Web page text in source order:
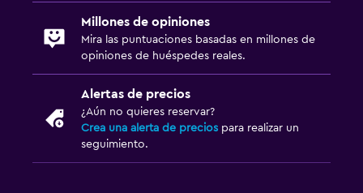
Millones de opiniones
Mira las puntuaciones basadas en millones de
opiniones de huéspedes reales.
Alertas de precios
¿Aún no quieres reservar?
Crea una alerta de precios para realizar un
seguimiento.